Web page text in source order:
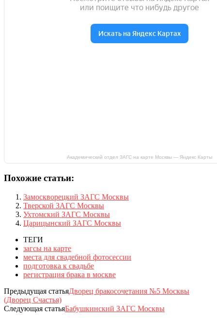
Академический отдел ЗАГС на карте Москвы — Яндекс Карты
Похожие статьи:
Замоскворецкий ЗАГС Москвы
Тверской ЗАГС Москвы
Ухтомский ЗАГС Москвы
Царицынский ЗАГС Москвы
ТЕГИ
загсы на карте
места для свадебной фотосессии
подготовка к свадьбе
регистрация брака в москве
Предыдущая статьяДворец бракосочетания №5 Москвы
(Дворец Счастья)
Следующая статьяБабушкинский ЗАГС Москвы